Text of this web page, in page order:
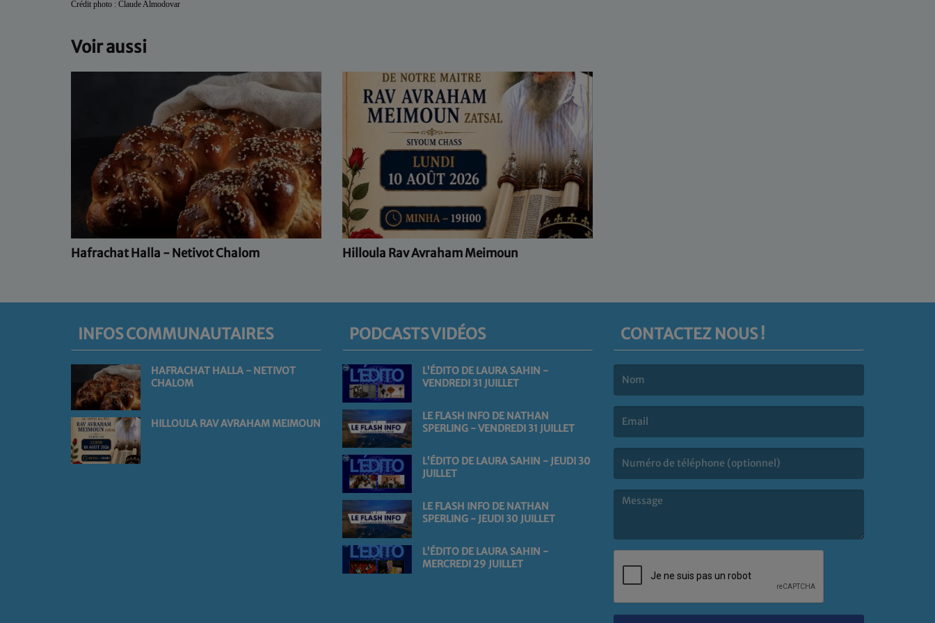
Crédit photo : Claude Almodovar
Voir aussi
Hafrachat Halla - Netivot Chalom Hilloula Rav Avraham Meimoun
INFOS COMMUNAUTAIRES
HAFRACHAT HALLA - NETIVOT
CHALOM
HILLOULA RAV AVRAHAM MEIMOUN
PODCASTS VIDÉOS
L'ÉDITO DE LAURA SAHIN -
VENDREDI 31 JUILLET
LE FLASH INFO DE NATHAN
SPERLING - VENDREDI 31 JUILLET
L'ÉDITO DE LAURA SAHIN - JEUDI 30
JUILLET
LE FLASH INFO DE NATHAN
SPERLING - JEUDI 30 JUILLET
L'ÉDITO DE LAURA SAHIN -
MERCREDI 29 JUILLET
CONTACTEZ NOUS !